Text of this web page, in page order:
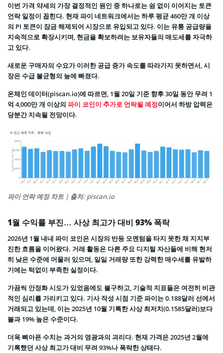
이번 가격 약세의 가장 결정적인 원인 중 하나로는 쉼 없이 이어지는 토큰
언락 일정이 꼽힌다. 현재 파이 네트워크에서는 하루 평균 460만 개 이상
의 PI 토큰이 잠금 해제되어 시장으로 유입되고 있다. 이는 유통 공급량을
지속적으로 확장시키며, 현금을 확보하려는 보유자들의 매도세를 자극하
고 있다.
새로운 구매자의 수요가 이러한 공급 증가 속도를 따라가지 못하면서, 시
장은 수급 불균형의 늪에 빠졌다.
온체인 데이터(piscan.io)에 따르면, 1월 20일 기준 향후 30일 동안 무려 1
억 4,000만 개 이상의 파이 코인이 추가로 언락될 예정이어서 하방 압력은
당분간 지속될 전망이다.
파이 언락 예정 차트 | 출처: piscan.io
1월 수익률 부진… 사상 최고가 대비 93% 폭락
2026년 1월 내내 파이 코인은 시장의 반등 모멘텀을 타지 못한 채 지지부
진한 흐름을 이어왔다. 거래 활동은 다른 주요 디지털 자산들에 비해 현저
히 낮은 수준에 머물러 있으며, 일일 거래량 또한 강력한 매수세를 유발하
기에는 턱없이 부족한 실정이다.
가끔씩 안정화 시도가 있었음에도 불구하고, 기술적 지표들은 여전히 비관
적인 심리를 가리키고 있다. 기사 작성 시점 기준 파이는 0.188달러 선에서
거래되고 있는데, 이는 2025년 10월 기록한 사상 최저치(0.1585달러)보다
불과 19% 높은 수준이다.
더욱 뼈아픈 수치는 과거의 영광과의 괴리다. 현재 가격은 2025년 2월에
기록했던 사상 최고가 대비 무려 93%나 폭락한 상태다.